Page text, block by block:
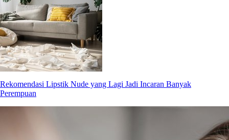
Rekomendasi Lipstik Nude yang Lagi Jadi Incaran Banyak
Perempuan